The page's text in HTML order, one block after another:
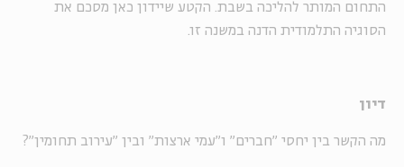
התחום המותר להליכה בשבת. הקטע שיידון כאן מסכם את
הסוגיה התלמודית הדנה במשנה זו.
דיון
מה הקשר בין יחסי "חברים" ו"עמי ארצות" ובין "עירוב תחומין"?